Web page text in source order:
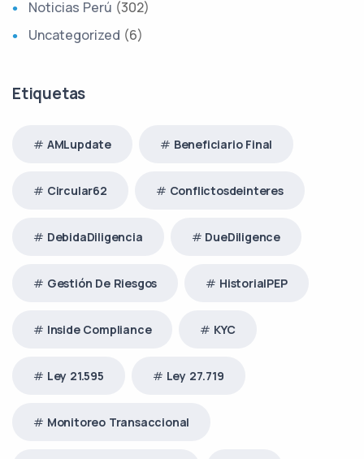
Noticias Perú (302)
Uncategorized (6)
Etiquetas
AMLupdate Beneficiario Final
Circular62 Conflictosdeinteres
DebidaDiligencia DueDiligence
Gestión De Riesgos HistorialPEP
Inside Compliance KYC
Ley 21.595 Ley 27.719
Monitoreo Transaccional